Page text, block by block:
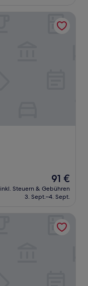
Der
Preis
beträgt
91 €
inkl. Steuern & Gebühren
3. Sept.–4. Sept.